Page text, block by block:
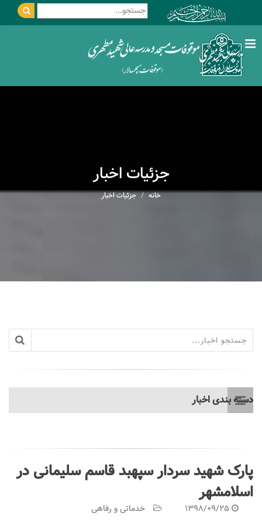
جزئیات اخبار
خانه جزئیات اخبار
دسته بندی اخبار
پارک شهید سردار سپهبد قاسم سلیمانی در
اسلامشهر
1398/09/25 خدماتی و رفاهی